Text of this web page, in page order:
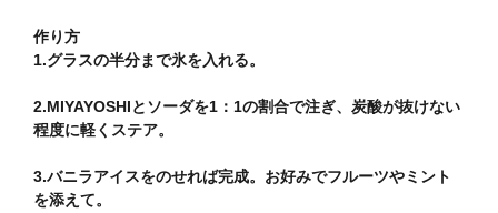
作り方
1.グラスの半分まで氷を入れる。
2.MIYAYOSHIとソーダを1：1の割合で注ぎ、炭酸が抜けない
程度に軽くステア。
3.バニラアイスをのせれば完成。お好みでフルーツやミント
を添えて。